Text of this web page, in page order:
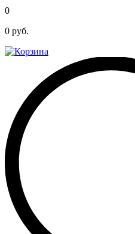
0
0 руб.